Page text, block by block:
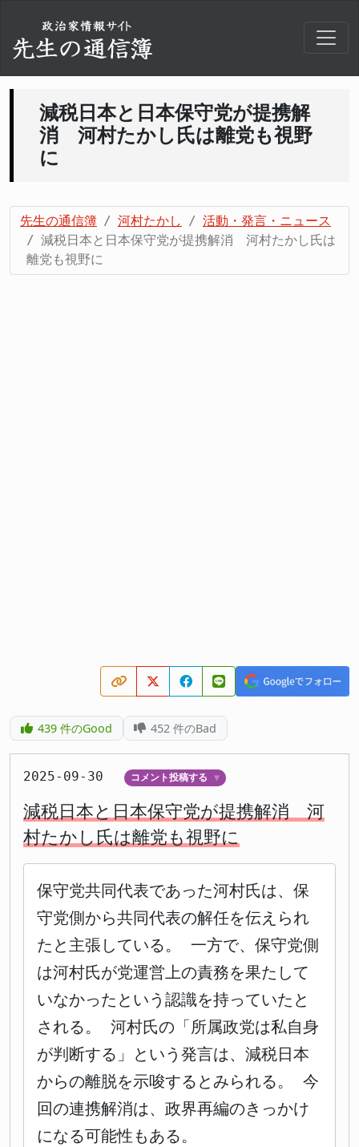
減税日本と日本保守党が提携解
消 河村たかし氏は離党も視野
に
先生の通信簿 河村たかし
活動・発言・ニュース
減税日本と日本保守党が提携解消 河村たかし氏は
離党も視野に
439件のGood 452 件のBad
2025-09-30 コメント投稿する ▼
減税日本と日本保守党が提携解消 河
村たかし氏は離党も視野に
保守党共同代表であった河村氏は、保
守党側から共同代表の解任を伝えられ
たと主張している。 一方で、保守党側
は河村氏が党運営上の責務を果たして
いなかったという認識を持っていたと
される。 河村氏の「所属政党は私自身
が判断する」という発言は、減税日本
からの離脱を示唆するとみられる。 今
回の連携解消は、政界再編のきっかけ
になる可能性もある。